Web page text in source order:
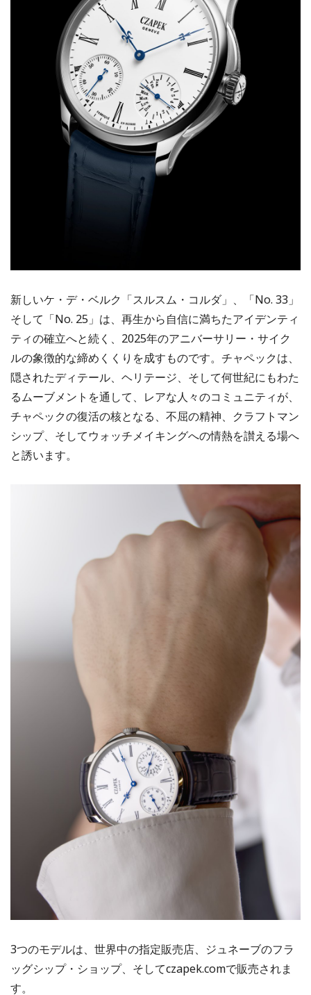
新しいケ・デ・ベルク「スルスム・コルダ」、「No. 33」
そして「No. 25」は、再生から自信に満ちたアイデンティ
ティの確立へと続く、2025年のアニバーサリー・サイク
ルの象徴的な締めくくりを成すものです。チャペックは、
隠されたディテール、ヘリテージ、そして何世紀にもわた
るムーブメントを通して、レアな人々のコミュニティが、
チャペックの復活の核となる、不屈の精神、クラフトマン
シップ、そしてウォッチメイキングへの情熱を讃える場へ
と誘います。
3つのモデルは、世界中の指定販売店、ジュネーブのフラ
ッグシップ・ショップ、そしてczapek.comで販売されま
す。